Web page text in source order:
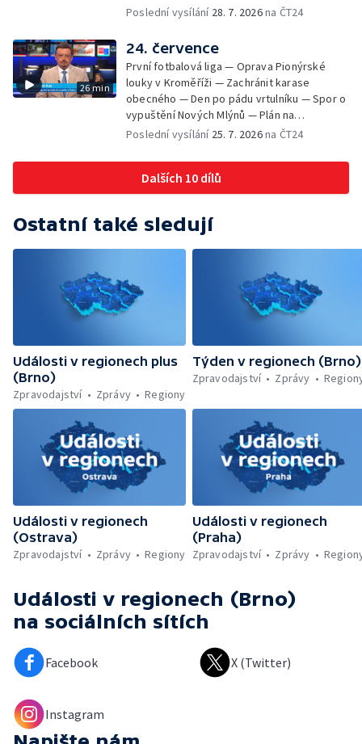
vína — Výhružky na magistrátu v Olomouci —
Brněnské týmy v první fotbalové lize —
Chystaná rekonstrukce bývalé věznice —
Nový seriál pro děti
Poslední vysílání 28. 7. 2026na ČT24
26 min
24. července
První fotbalová liga — Oprava Pionýrské
louky v Kroměříži — Zachránit karase
obecného — Den po pádu vrtulníku — Spor o
vypuštění Nových Mlýnů — Plán na
odstranění ohořelé budovy — 52. ročník
samostatné továrny
Poslední vysílání 25. 7. 2026na ČT24
Dalších 10 dílů
Ostatní také sledují
Události v regionech plus
(Brno)
Zpravodajství
Zprávy Regiony
Týden v regionech (Brno)
Zpravodajství
Zprávy
Události v regionech
(Ostrava)
Zpravodajství
Zprávy Regiony
Události v regionech
(Praha)
Zpravodajství
Zprávy
Události v regionech (Brno)
na sociálních sítích
Facebook X (Twitter)
Instagram